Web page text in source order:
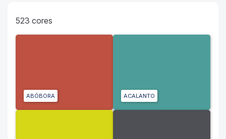
523 cores
ABÓBORA ACALANTO